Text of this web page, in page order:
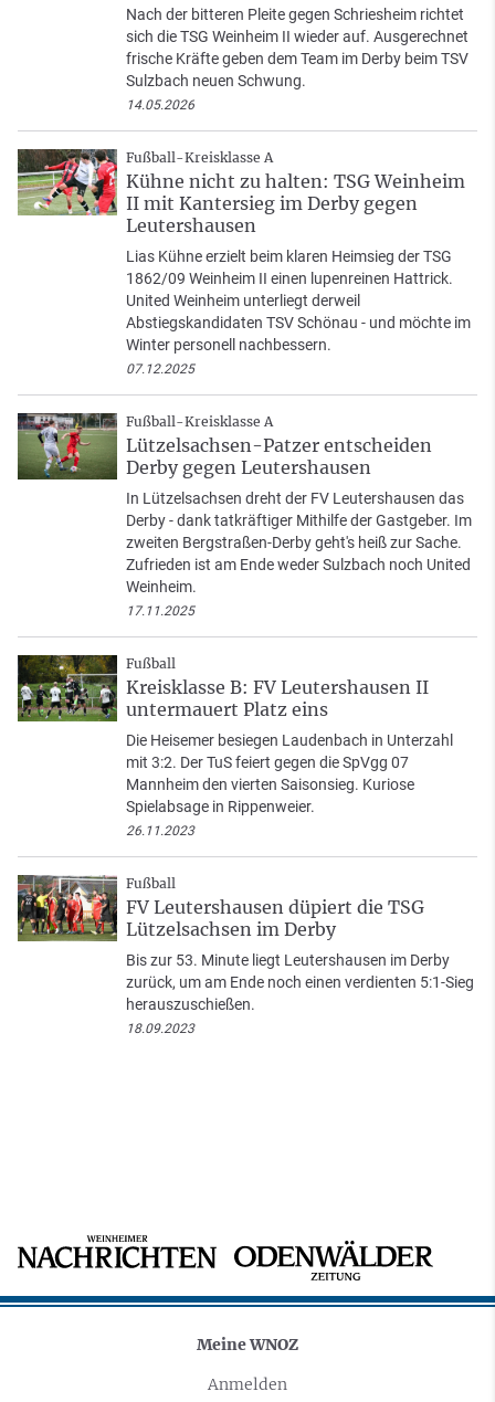
Nach der bitteren Pleite gegen Schriesheim richtet
sich die TSG Weinheim II wieder auf. Ausgerechnet
frische Kräfte geben dem Team im Derby beim TSV
Sulzbach neuen Schwung.
14.05.2026
Fußball-Kreisklasse A
Kühne nicht zu halten: TSG Weinheim
II mit Kantersieg im Derby gegen
Leutershausen
Lias Kühne erzielt beim klaren Heimsieg der TSG
1862/09 Weinheim II einen lupenreinen Hattrick.
United Weinheim unterliegt derweil
Abstiegskandidaten TSV Schönau - und möchte im
Winter personell nachbessern.
07.12.2025
Fußball-Kreisklasse A
Lützelsachsen-Patzer entscheiden
Derby gegen Leutershausen
In Lützelsachsen dreht der FV Leutershausen das
Derby - dank tatkräftiger Mithilfe der Gastgeber. Im
zweiten Bergstraßen-Derby geht's heiß zur Sache.
Zufrieden ist am Ende weder Sulzbach noch United
Weinheim.
17.11.2025
Fußball
Kreisklasse B: FV Leutershausen II
untermauert Platz eins
Die Heisemer besiegen Laudenbach in Unterzahl
mit 3:2. Der TuS feiert gegen die SpVgg 07
Mannheim den vierten Saisonsieg. Kuriose
Spielabsage in Rippenweier.
26.11.2023
Fußball
FV Leutershausen düpiert die TSG
Lützelsachsen im Derby
Bis zur 53. Minute liegt Leutershausen im Derby
zurück, um am Ende noch einen verdienten 5:1-Sieg
herauszuschießen.
18.09.2023
Meine WNOZ
Anmelden